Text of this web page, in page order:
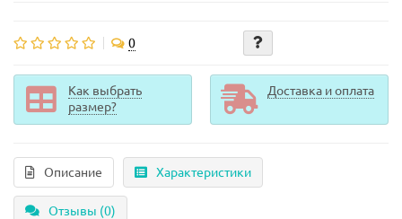
0
Как выбрать
размер?
Доставка и оплата
Описание Характеристики
Отзывы (0)